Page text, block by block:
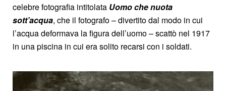
celebre fotografia intitolata Uomo che nuota
sott’acqua, che il fotografo – divertito dal modo in cui
l’acqua deformava la figura dell’uomo – scattò nel 1917
in una piscina in cui era solito recarsi con i soldati.